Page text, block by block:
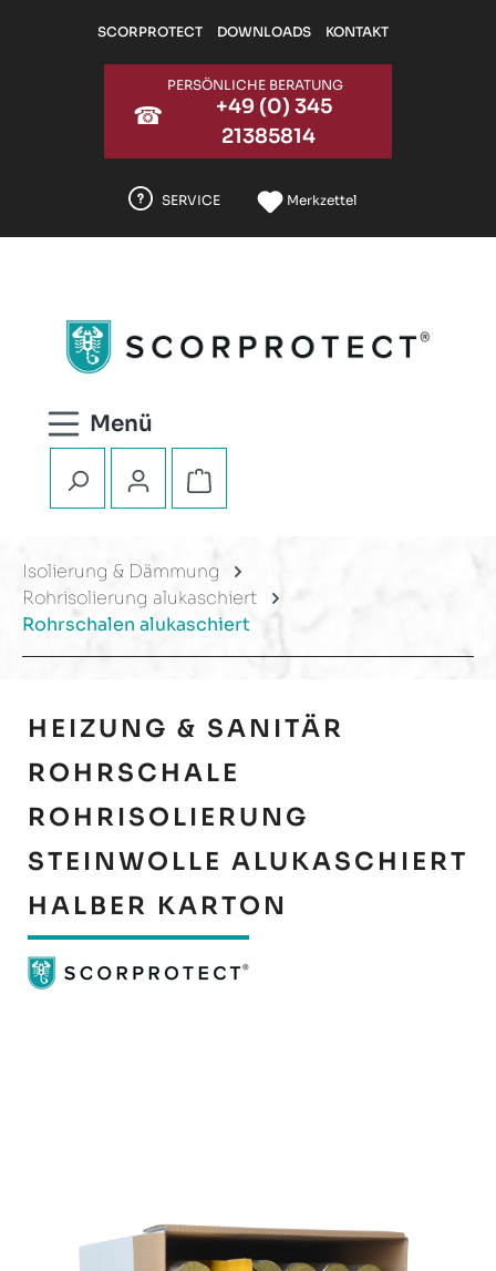
Zum Hauptinhalt springen
SCORPROTECT DOWNLOADS KONTAKT
☎
PERSÖNLICHE BERATUNG
+49 (0) 345
21385814
SERVICE Merkzettel
Warenkorb enthält 0
Isolierung & Dämmung
Rohrisolierung alukaschiert
Rohrschalen alukaschiert
HEIZUNG & SANITÄR
ROHRSCHALE
ROHRISOLIERUNG
STEINWOLLE ALUKASCHIERT
HALBER KARTON